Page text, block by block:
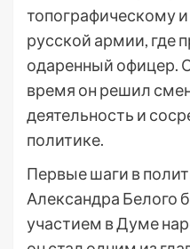
топографическому
русской армии, где
одаренный офицер.
время он решил
деятельность и
политике.
Первые шаги в
Александра Белого
участием в Думе